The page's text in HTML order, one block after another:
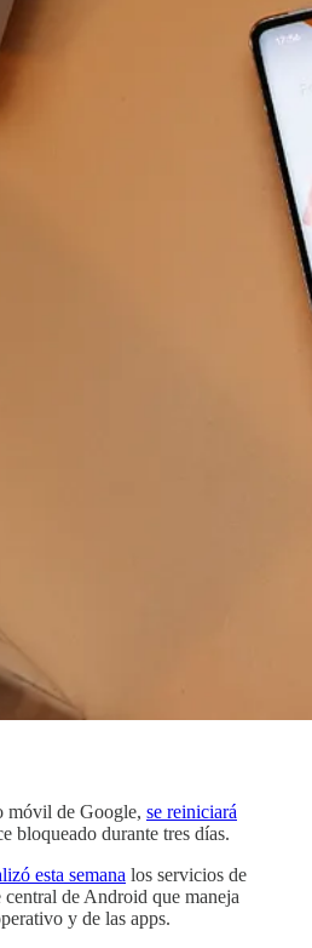
móvil de Google, se reiniciará
bloqueado durante tres días.
esta semana los servicios de
de Android que maneja
y de las apps.